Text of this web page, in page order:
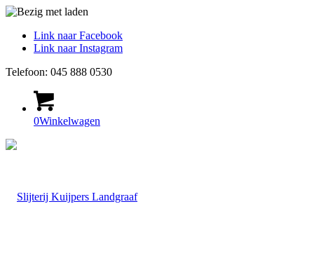
Link naar Facebook
Link naar Instagram
Telefoon: 045 888 0530
0Winkelwagen